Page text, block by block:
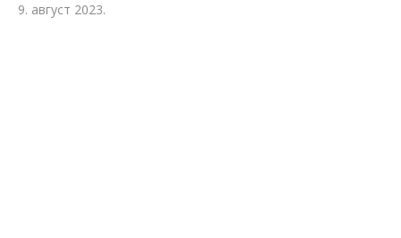
9. август 2023.